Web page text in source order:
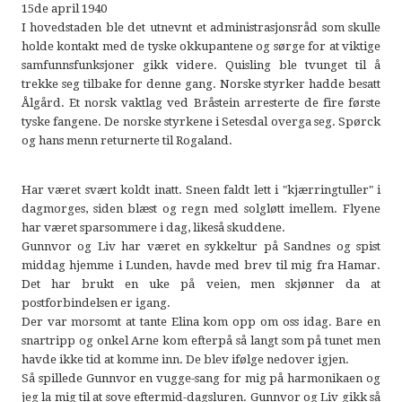
15de april 1940
I hovedstaden ble det utnevnt et administrasjonsråd som skulle
holde kontakt med de tyske okkupantene og sørge for at viktige
samfunnsfunksjoner gikk videre. Quisling ble tvunget til å
trekke seg tilbake for denne gang. Norske styrker hadde besatt
Ålgård. Et norsk vaktlag ved Bråstein arresterte de fire første
tyske fangene. De norske styrkene i Setesdal overga seg. Spørck
og hans menn returnerte til Rogaland.
Har været svært koldt inatt. Sneen faldt lett i "kjærringtuller" i
dagmorges, siden blæst og regn med solgløtt imellem. Flyene
har været sparsommere i dag, likeså skuddene.
Gunnvor og Liv har været en sykkeltur på Sandnes og spist
middag hjemme i Lunden, havde med brev til mig fra Hamar.
Det har brukt en uke på veien, men skjønner da at
postforbindelsen er igang.
Der var morsomt at tante Elina kom opp om oss idag. Bare en
snartripp og onkel Arne kom efterpå så langt som på tunet men
havde ikke tid at komme inn. De blev ifølge nedover igjen.
Så spillede Gunnvor en vugge-sang for mig på harmonikaen og
jeg la mig til at sove eftermid-dagsluren. Gunnvor og Liv gikk så